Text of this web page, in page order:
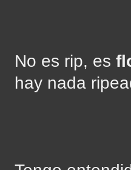
No es rip, es
hay nada